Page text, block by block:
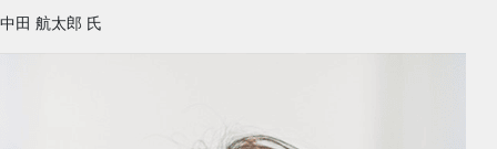
中田 航太郎 氏